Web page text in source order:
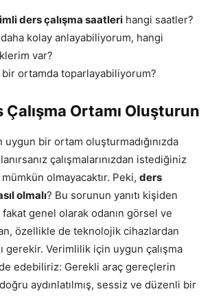
ders çalışma saatleri hangi saatler?
kolay anlayabiliyorum, hangi
var?
bir ortamda toparlayabiliyorum?
Çalışma Ortamı Oluşturun
uygun bir ortam oluşturmadığınızda
çalışmalarınızdan istediğiniz
mümkün olmayacaktır. Peki, ders
olmalı? Bu sorunun yanıtı kişiden
genel olarak odanın görsel ve
özellikle de teknolojik cihazlardan
gerekir. Verimlilik için uygun çalışma
edebiliriz: Gerekli araç gereçlerin
aydınlatılmış, sessiz ve düzenli bir